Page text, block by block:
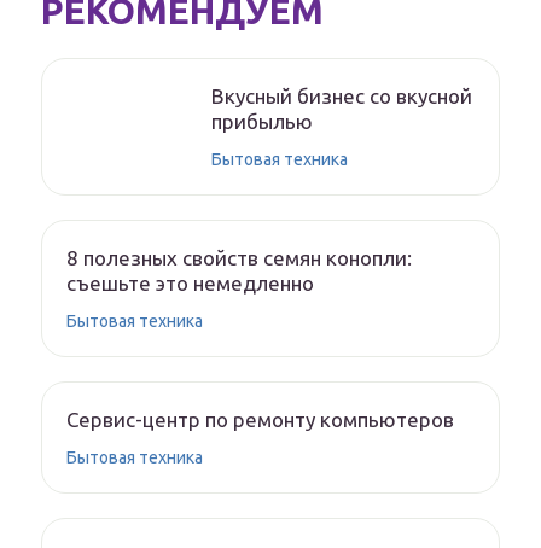
РЕКОМЕНДУЕМ
Вкусный бизнес со вкусной
прибылью
Бытовая техника
8 полезных свойств семян конопли:
съешьте это немедленно
Бытовая техника
Сервис-центр по ремонту компьютеров
Бытовая техника